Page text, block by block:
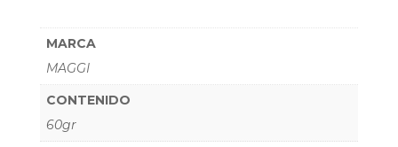
MARCA
MAGGI
CONTENIDO
60gr